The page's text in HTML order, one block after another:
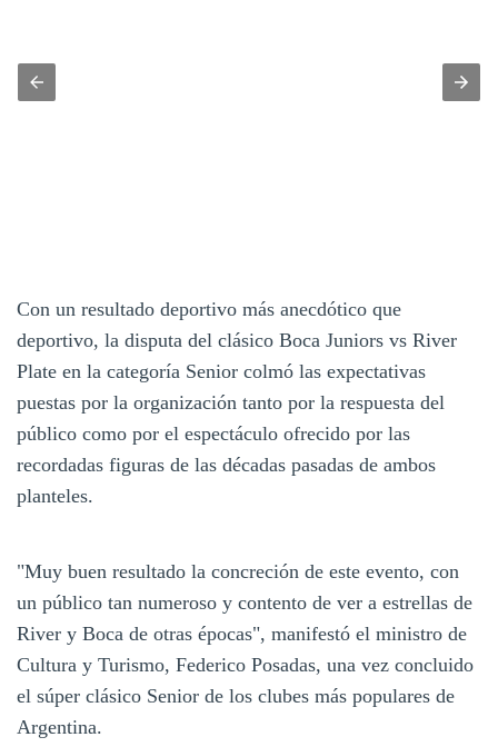
Con un resultado deportivo más anecdótico que
deportivo, la disputa del clásico Boca Juniors vs River
Plate en la categoría Senior colmó las expectativas
puestas por la organización tanto por la respuesta del
público como por el espectáculo ofrecido por las
recordadas figuras de las décadas pasadas de ambos
planteles.
"Muy buen resultado la concreción de este evento, con
un público tan numeroso y contento de ver a estrellas de
River y Boca de otras épocas", manifestó el ministro de
Cultura y Turismo, Federico Posadas, una vez concluido
el súper clásico Senior de los clubes más populares de
Argentina.